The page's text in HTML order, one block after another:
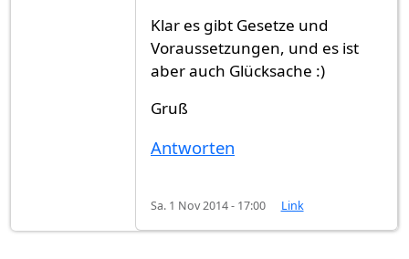
Klar es gibt Gesetze und
Voraussetzungen, und es ist
aber auch Glücksache :)
Gruß
Antworten
Sa. 1 Nov 2014 - 17:00 Link